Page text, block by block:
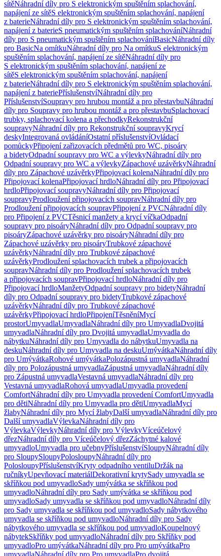
sítěNáhradní díly pro S elektronickým spuštěním splachování,
napájení ze sítěS elektronickým spuštěním splachování, napájení
z baterieNáhradní díly pro S elektronickým spuštěním splachování,
napájení z baterieS pneumatickým spuštěním splachováníNáhradní
díly pro S pneumatickým spuštěním splachováníBasicNáhradní díly
pro BasicNa omítkuNáhradní díly pro Na omítkuS elektronickým
spuštěním splachování, napájení ze sítěNáhradní díly pro
S elektronickým spuštěním splachování, napájení ze
sítěS elektronickým spuštěním splachování, napájení
z baterieNáhradní díly pro S elektronickým spuštěním splachování,
napájení z bateriePříslušenstvíNáhradní díly pro
PříslušenstvíSoupravy pro hrubou montáž a pro přestavbuNáhradní
díly pro Soupravy pro hrubou montáž a pro přestavbuSplachovací
trubky, splachovací kolena a přechodkyRekonstrukční
soupravyNáhradní díly pro Rekonstrukční soupravyKrycí
deskyIntegrovaná ovládáníOstatní příslušenstvíOvládací
pomůckyPřipojení zařizovacích předmětů pro WC, pisoáry
a bidetyOdpadní soupravy pro WC a výlevkyNáhradní díly pro
Odpadní soupravy pro WC a výlevkyZápachové uzávěrkyNáhradní
díly pro Zápachové uzávěrkyPřipojovací kolenaNáhradní díly pro
Připojovací kolenaPřipojovací hrdloNáhradní díly pro Připojovací
hrdloPřipojovací soupravyNáhradní díly pro Připojovací
soupravyProdloužení připojovacích soupravNáhradní díly pro
Prodloužení připojovacích soupravPřipojení z PVCNáhradní díly
pro Připojení z PVCTěsnicí manžety a krycí víčkaOdpadní
soupravy pro pisoáryNáhradní díly pro Odpadní soupravy pro
pisoáryZápachové uzávěrky pro pisoáryNáhradní díly pro
Zápachové uzávěrky pro pisoáryTrubkové zápachové
uzávěrkyNáhradní díly pro Trubkové zápachové
uzávěrkyProdloužení splachovacích trubek a připojovacích
soupravNáhradní díly pro Prodloužení splachovacích trubek
a připojovacích soupravPřipojovací hrdloNáhradní díly pro
Připojovací hrdloManžetyOdpadní soupravy pro bidetyNáhradní
díly pro Odpadní soupravy pro bidetyTrubkové zápachové
uzávěrkyNáhradní díly pro Trubkové zápachové
uzávěrkyPřipojovací hrdloPřipojeníTěsněníMycí
prostorUmyvadlaUmyvadlaNáhradní díly pro UmyvadlaDvojitá
umyvadlaNáhradní díly pro Dvojitá umyvadlaUmyvadla do
nábytkuNáhradní díly pro Umyvadla do nábytkuUmyvadla na
deskuNáhradní díly pro Umyvadla na deskuUmývátkaNáhradní díly
pro UmývátkaRohové umývátkaPolozápustná umyvadlaNáhradní
díly pro Polozápustná umyvadlaZápustná umyvadlaNáhradní díly
pro Zápustná umyvadlaVestavná umyvadlaNáhradní díly pro
Vestavná umyvadlaRohová umyvadlaUmyvadla provedení
ComfortNáhradní díly pro Umyvadla provedení ComfortUmyvadla
pro dětiNáhradní díly pro Umyvadla pro dětiUmyvadlaMycí
žlabyNáhradní díly pro Mycí žlabyDalší umyvadlaNáhradní díly pro
Další umyvadlaVýlevkaNáhradní díly pro
VýlevkaVýlevkyNáhradní díly pro VýlevkyVíceúčelový
dřezNáhradní díly pro Víceúčelový dřezZáchytné kalové
umyvadloUmyvadla pro učebnyPříslušenstvíSloupyNáhradní díly
pro SloupySloupyPolosloupyNáhradní díly pro
PolosloupyPříslušenstvíKryty odpadního ventiluDržák na
ručníkyUpevňovací materiálDekorativní krytySady umyvadla se
skříňkou pod umyvadloSady umývátka se skříňkou pod
umyvadloNáhradní díly pro Sady umývátka se skříňkou pod
umyvadloSady umyvadla se skříňkou pod umyvadloNáhradní díly
pro Sady umyvadla se skříňkou pod umyvadloSady nábytkového
umyvadla se skříňkou pod umyvadloNáhradní díly pro Sady
nábytkového umyvadla se skříňkou pod umyvadloKoupelnový
nábytekSkříňky pod umyvadloNáhradní díly pro Skříňky pod
umyvadloPro umývátkaNáhradní díly pro Pro umývátkaPro
umyvadlaNáhradní díly pro Pro umyvadlaPro dvojitá